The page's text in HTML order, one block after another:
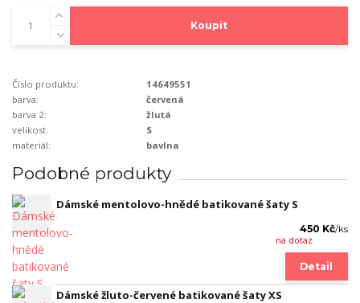
Koupit
Číslo produktu:
14649551
barva:
červená
barva 2:
žlutá
velikost:
S
materiál:
bavlna
Podobné produkty
Dámské mentolovo-hnědé batikované šaty S
450 Kč/ks
na dotaz
Detail
Dámské žluto-červené batikované šaty XS